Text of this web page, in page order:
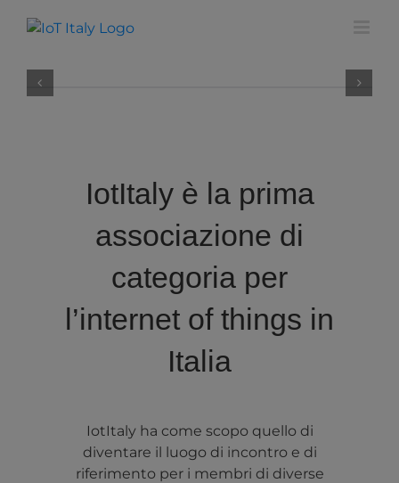
IotItaly è la prima
associazione di
categoria per
l’internet of things in
Italia
IotItaly ha come scopo quello di
diventare il luogo di incontro e di
riferimento per i membri di diverse